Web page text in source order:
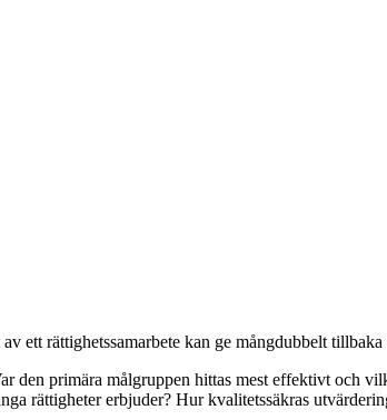
ett rättighetssamarbete kan ge mångdubbelt tillbaka
den primära målgruppen hittas mest effektivt och
rättigheter erbjuder? Hur kvalitetssäkras